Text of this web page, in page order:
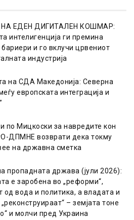
ЕДЕН ДИГИТАЛЕН КОШМАР:
интелигенција ги премина
и го вклучи црвениот
индустрија
на СДА Македонија: Северна
европската интеграција и
по Мицкоски за навредите кон
ДПМНЕ возврати дека токму
на државна сметка
пропадната држава (јули 2026):
е заробена во „реформи“,
од вода и политика, а владата и
– земјата тоне
и молчи пред Украина